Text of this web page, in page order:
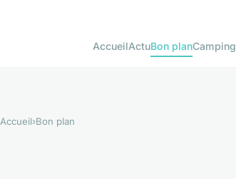
AccueilActuBon planCamping
Accueil›Bon plan